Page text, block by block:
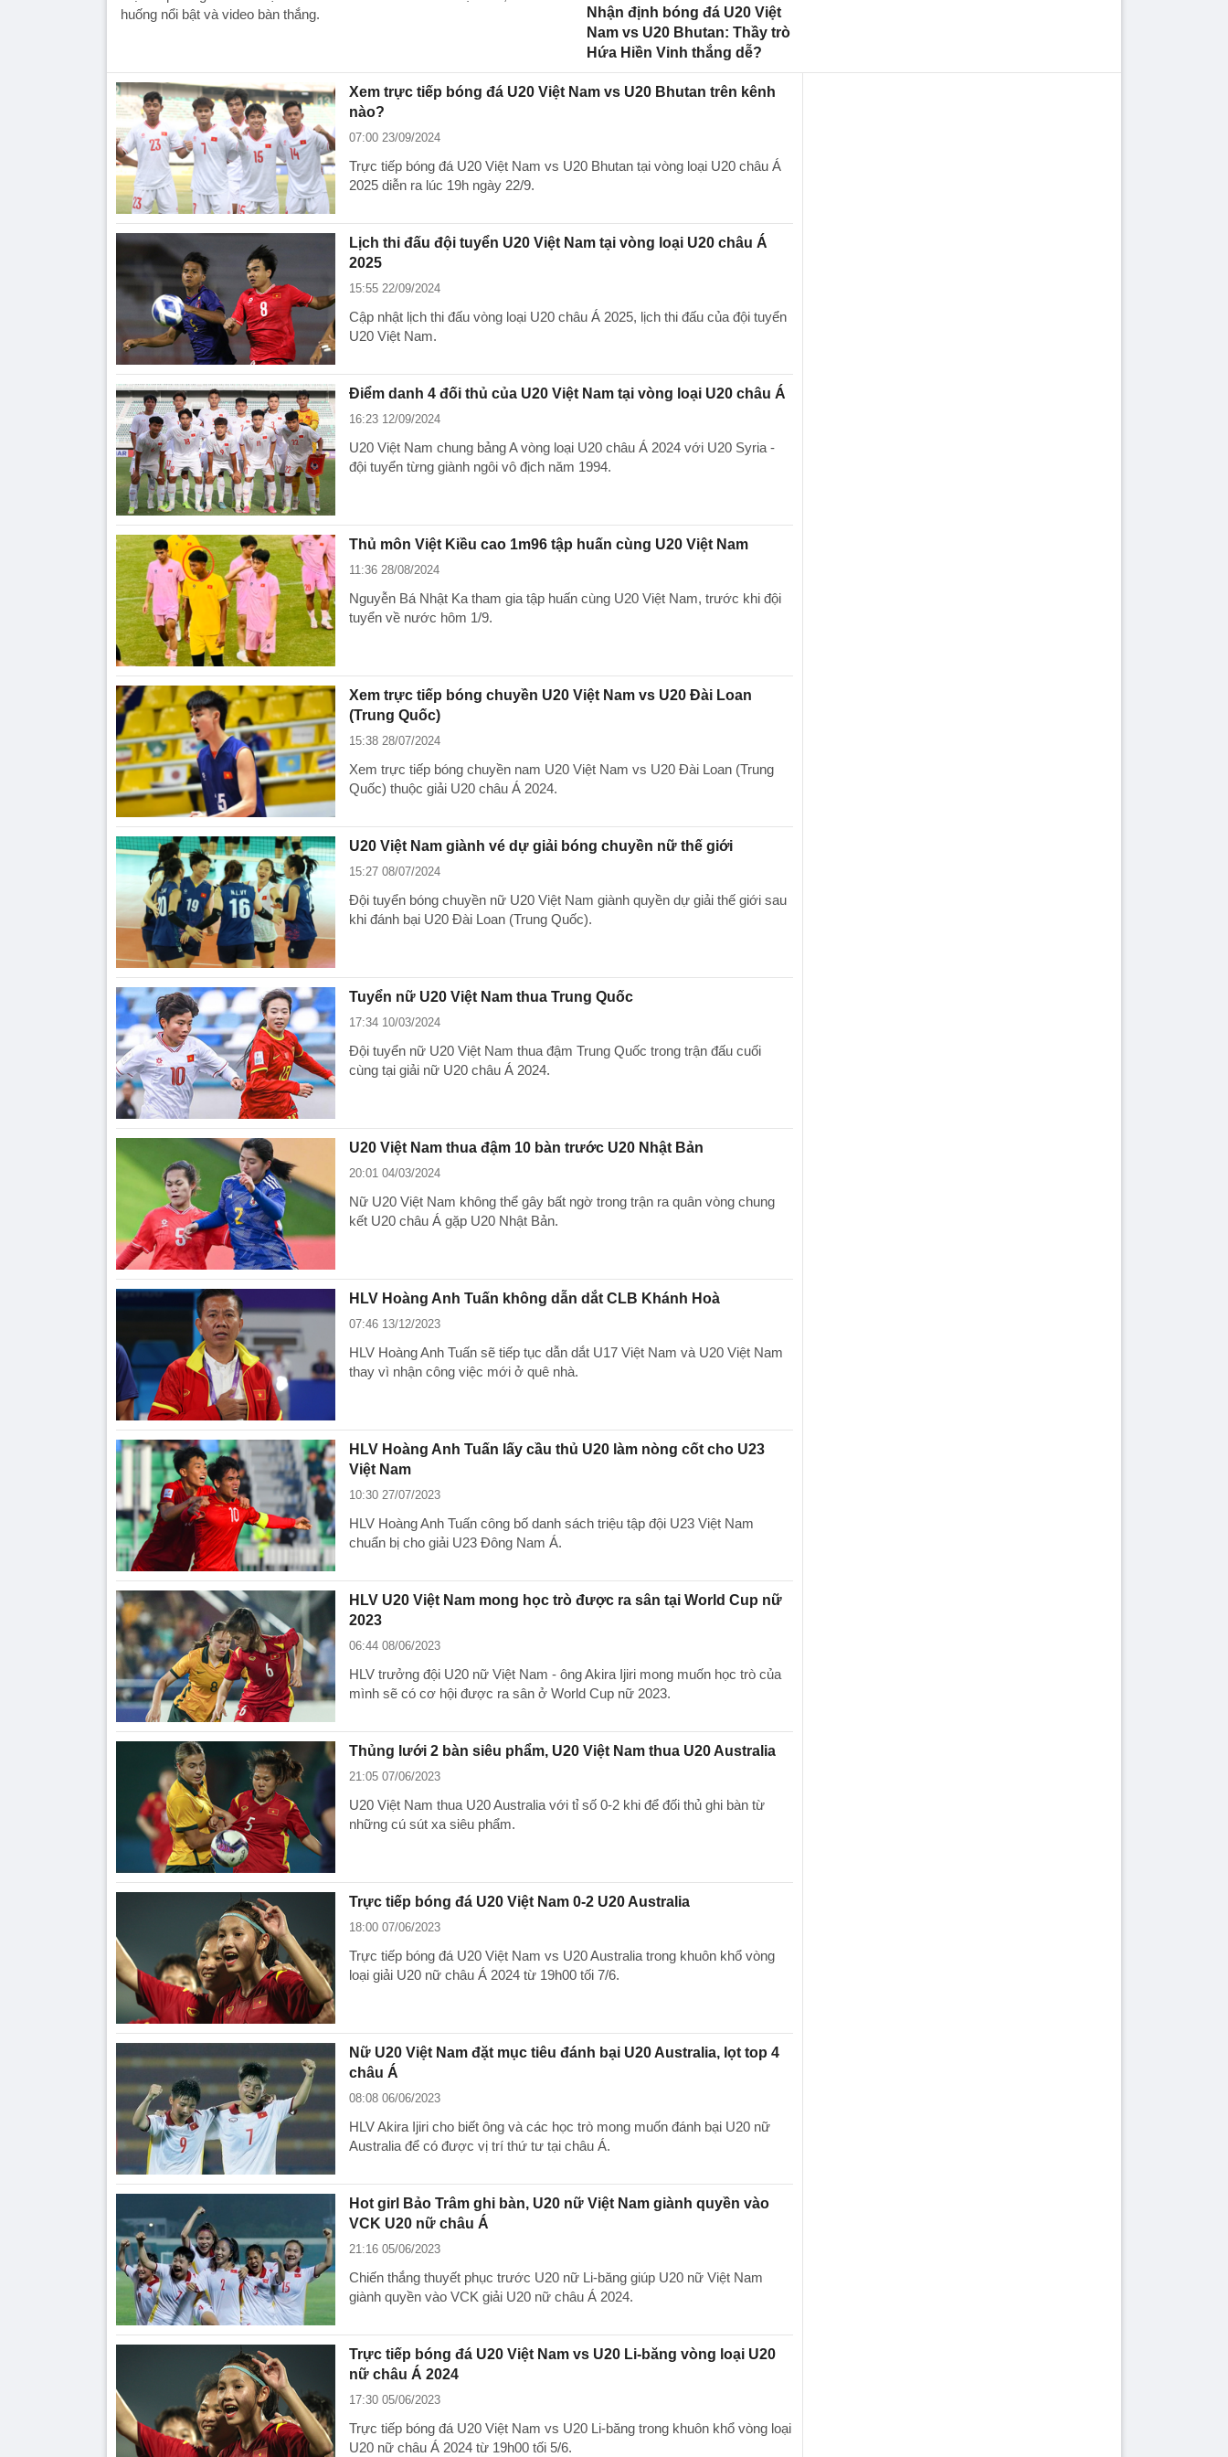
huống nổi bật và video bàn thắng.
Nhận định bóng đá U20 Việt
Nam vs U20 Bhutan: Thầy trò
Hứa Hiền Vinh thắng dễ?
Xem trực tiếp bóng đá U20 Việt Nam vs U20 Bhutan trên kênh
nào?
07:00 23/09/2024
Trực tiếp bóng đá U20 Việt Nam vs U20 Bhutan tại vòng loại U20 châu Á
2025 diễn ra lúc 19h ngày 22/9.
Lịch thi đấu đội tuyển U20 Việt Nam tại vòng loại U20 châu Á
2025
15:55 22/09/2024
Cập nhật lịch thi đấu vòng loại U20 châu Á 2025, lịch thi đấu của đội tuyển
U20 Việt Nam.
Điểm danh 4 đối thủ của U20 Việt Nam tại vòng loại U20 châu Á
16:23 12/09/2024
U20 Việt Nam chung bảng A vòng loại U20 châu Á 2024 với U20 Syria -
đội tuyển từng giành ngôi vô địch năm 1994.
Thủ môn Việt Kiều cao 1m96 tập huấn cùng U20 Việt Nam
11:36 28/08/2024
Nguyễn Bá Nhật Ka tham gia tập huấn cùng U20 Việt Nam, trước khi đội
tuyển về nước hôm 1/9.
Xem trực tiếp bóng chuyền U20 Việt Nam vs U20 Đài Loan
(Trung Quốc)
15:38 28/07/2024
Xem trực tiếp bóng chuyền nam U20 Việt Nam vs U20 Đài Loan (Trung
Quốc) thuộc giải U20 châu Á 2024.
U20 Việt Nam giành vé dự giải bóng chuyền nữ thế giới
15:27 08/07/2024
Đội tuyển bóng chuyền nữ U20 Việt Nam giành quyền dự giải thế giới sau
khi đánh bại U20 Đài Loan (Trung Quốc).
Tuyển nữ U20 Việt Nam thua Trung Quốc
17:34 10/03/2024
Đội tuyển nữ U20 Việt Nam thua đậm Trung Quốc trong trận đấu cuối
cùng tại giải nữ U20 châu Á 2024.
U20 Việt Nam thua đậm 10 bàn trước U20 Nhật Bản
20:01 04/03/2024
Nữ U20 Việt Nam không thể gây bất ngờ trong trận ra quân vòng chung
kết U20 châu Á gặp U20 Nhật Bản.
HLV Hoàng Anh Tuấn không dẫn dắt CLB Khánh Hoà
07:46 13/12/2023
HLV Hoàng Anh Tuấn sẽ tiếp tục dẫn dắt U17 Việt Nam và U20 Việt Nam
thay vì nhận công việc mới ở quê nhà.
HLV Hoàng Anh Tuấn lấy cầu thủ U20 làm nòng cốt cho U23
Việt Nam
10:30 27/07/2023
HLV Hoàng Anh Tuấn công bố danh sách triệu tập đội U23 Việt Nam
chuẩn bị cho giải U23 Đông Nam Á.
HLV U20 Việt Nam mong học trò được ra sân tại World Cup nữ
2023
06:44 08/06/2023
HLV trưởng đội U20 nữ Việt Nam - ông Akira Ijiri mong muốn học trò của
mình sẽ có cơ hội được ra sân ở World Cup nữ 2023.
Thủng lưới 2 bàn siêu phẩm, U20 Việt Nam thua U20 Australia
21:05 07/06/2023
U20 Việt Nam thua U20 Australia với tỉ số 0-2 khi để đối thủ ghi bàn từ
những cú sút xa siêu phẩm.
Trực tiếp bóng đá U20 Việt Nam 0-2 U20 Australia
18:00 07/06/2023
Trực tiếp bóng đá U20 Việt Nam vs U20 Australia trong khuôn khổ vòng
loại giải U20 nữ châu Á 2024 từ 19h00 tối 7/6.
Nữ U20 Việt Nam đặt mục tiêu đánh bại U20 Australia, lọt top 4
châu Á
08:08 06/06/2023
HLV Akira Ijiri cho biết ông và các học trò mong muốn đánh bại U20 nữ
Australia để có được vị trí thứ tư tại châu Á.
Hot girl Bảo Trâm ghi bàn, U20 nữ Việt Nam giành quyền vào
VCK U20 nữ châu Á
21:16 05/06/2023
Chiến thắng thuyết phục trước U20 nữ Li-băng giúp U20 nữ Việt Nam
giành quyền vào VCK giải U20 nữ châu Á 2024.
Trực tiếp bóng đá U20 Việt Nam vs U20 Li-băng vòng loại U20
nữ châu Á 2024
17:30 05/06/2023
Trực tiếp bóng đá U20 Việt Nam vs U20 Li-băng trong khuôn khổ vòng loại
U20 nữ châu Á 2024 từ 19h00 tối 5/6.